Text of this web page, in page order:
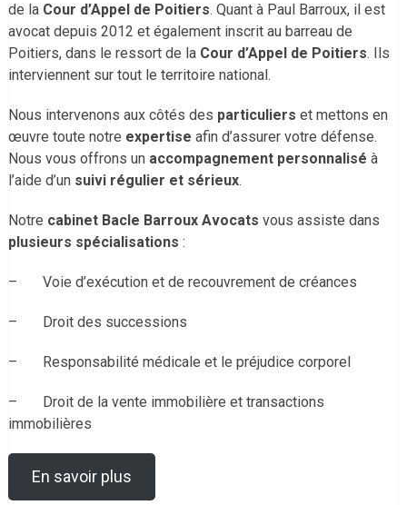
de la Cour d’Appel de Poitiers. Quant à Paul Barroux, il est
avocat depuis 2012 et également inscrit au barreau de
Poitiers, dans le ressort de la Cour d’Appel de Poitiers. Ils
interviennent sur tout le territoire national.
Nous intervenons aux côtés des particuliers et mettons en
œuvre toute notre expertise afin d’assurer votre défense.
Nous vous offrons un accompagnement personnalisé à
l’aide d’un suivi régulier et sérieux.
Notre cabinet Bacle Barroux Avocats vous assiste dans
plusieurs spécialisations :
– Voie d’exécution et de recouvrement de créances
– Droit des successions
– Responsabilité médicale et le préjudice corporel
– Droit de la vente immobilière et transactions
immobilières
En savoir plus